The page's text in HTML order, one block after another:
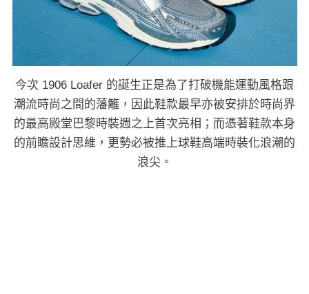
今次 1906 Loafer 的誕生正是為了打破機能運動風格跟
潮流時尚之間的藩籬，因此鞋款最早亦被安排於時尚界
的最高殿堂巴黎時裝週之上首次亮相；而憑著鞋款本身
的前瞻設計思維，更勢必被推上球鞋高端時裝化浪潮的
浪尖。